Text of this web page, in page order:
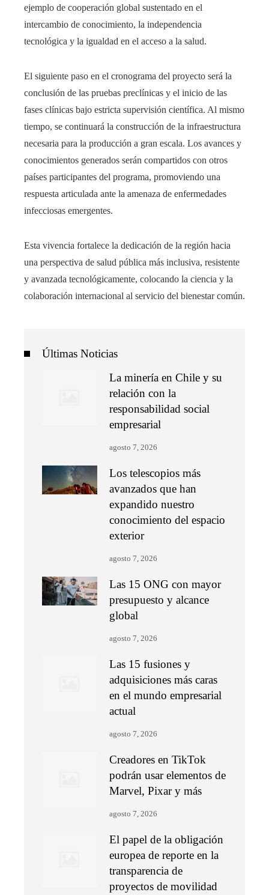
ejemplo de cooperación global sustentado en el
intercambio de conocimiento, la independencia
tecnológica y la igualdad en el acceso a la salud.
El siguiente paso en el cronograma del proyecto será la
conclusión de las pruebas preclínicas y el inicio de las
fases clínicas bajo estricta supervisión científica. Al mismo
tiempo, se continuará la construcción de la infraestructura
necesaria para la producción a gran escala. Los avances y
conocimientos generados serán compartidos con otros
países participantes del programa, promoviendo una
respuesta articulada ante la amenaza de enfermedades
infecciosas emergentes.
Esta vivencia fortalece la dedicación de la región hacia
una perspectiva de salud pública más inclusiva, resistente
y avanzada tecnológicamente, colocando la ciencia y la
colaboración internacional al servicio del bienestar común.
Últimas Noticias
La minería en Chile y su
relación con la
responsabilidad social
empresarial
agosto 7, 2026
Los telescopios más
avanzados que han
expandido nuestro
conocimiento del espacio
exterior
agosto 7, 2026
Las 15 ONG con mayor
presupuesto y alcance
global
agosto 7, 2026
Las 15 fusiones y
adquisiciones más caras
en el mundo empresarial
actual
agosto 7, 2026
Creadores en TikTok
podrán usar elementos de
Marvel, Pixar y más
agosto 7, 2026
El papel de la obligación
europea de reporte en la
transparencia de
proyectos de movilidad